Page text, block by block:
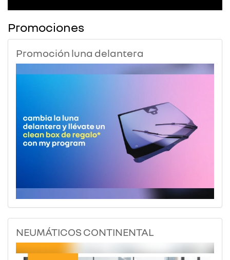
Promociones
Promoción luna delantera
NEUMÁTICOS CONTINENTAL